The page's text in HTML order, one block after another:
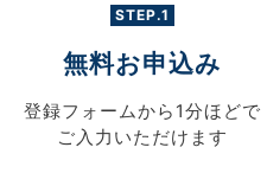
STEP.1
無料お申込み
登録フォームから 1分ほどで
ご入力 いただけます